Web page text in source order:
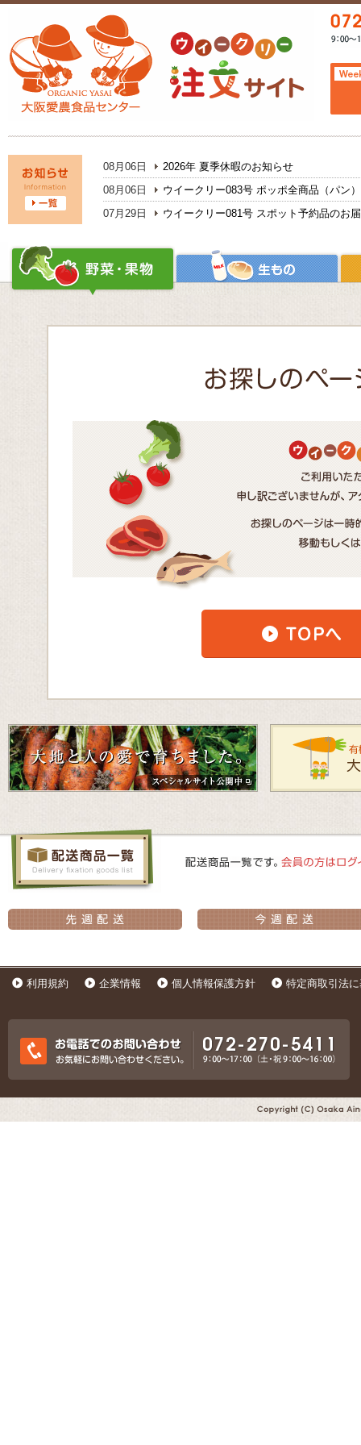
08月06日
2026年 夏季休暇のお知らせ
08月06日
ウイークリー083号 ポッポ全商品（パン
07月29日
ウイークリー081号 スポット予約品のお
利用規約 企業情報 個人情報保護方針 特定商取引法